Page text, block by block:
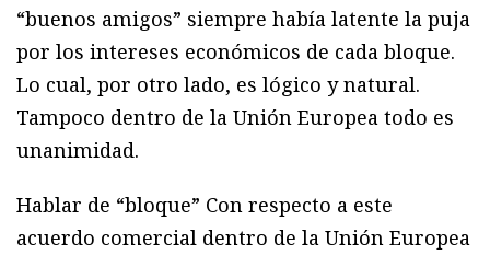
“buenos amigos” siempre había latente la puja
por los intereses económicos de cada bloque.
Lo cual, por otro lado, es lógico y natural.
Tampoco dentro de la Unión Europea todo es
unanimidad.
Hablar de “bloque” Con respecto a este
acuerdo comercial dentro de la Unión Europea